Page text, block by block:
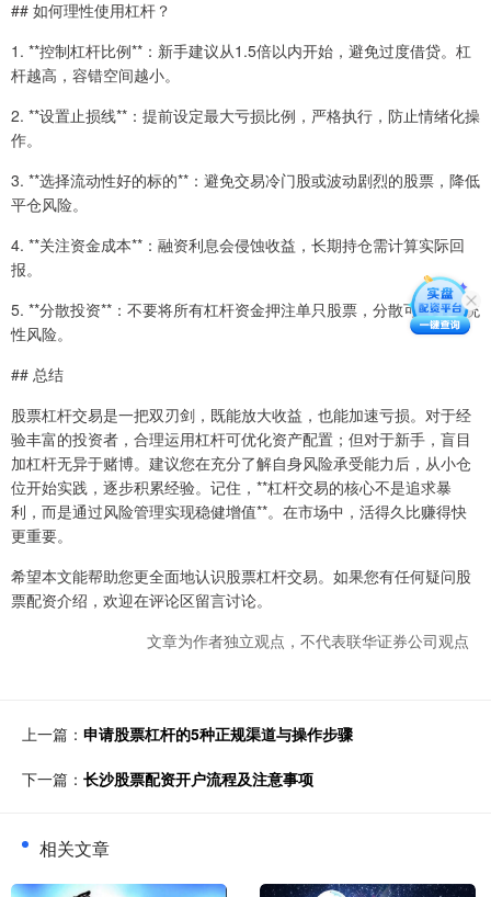
## 如何理性使用杠杆？
1. **控制杠杆比例**：新手建议从1.5倍以内开始，避免过度借贷。杠
杆越高，容错空间越小。
2. **设置止损线**：提前设定最大亏损比例，严格执行，防止情绪化操
作。
3. **选择流动性好的标的**：避免交易冷门股或波动剧烈的股票，降低
平仓风险。
4. **关注资金成本**：融资利息会侵蚀收益，长期持仓需计算实际回
报。
5. **分散投资**：不要将所有杠杆资金押注单只股票，分散可降低系统
性风险。
## 总结
股票杠杆交易是一把双刃剑，既能放大收益，也能加速亏损。对于经
验丰富的投资者，合理运用杠杆可优化资产配置；但对于新手，盲目
加杠杆无异于赌博。建议您在充分了解自身风险承受能力后，从小仓
位开始实践，逐步积累经验。记住，**杠杆交易的核心不是追求暴
利，而是通过风险管理实现稳健增值**。在市场中，活得久比赚得快
更重要。
希望本文能帮助您更全面地认识股票杠杆交易。如果您有任何疑问股
票配资介绍，欢迎在评论区留言讨论。
文章为作者独立观点，不代表联华证券公司观点
上一篇： 申请股票杠杆的5种正规渠道与操作步骤
下一篇： 长沙股票配资开户流程及注意事项
相关文章